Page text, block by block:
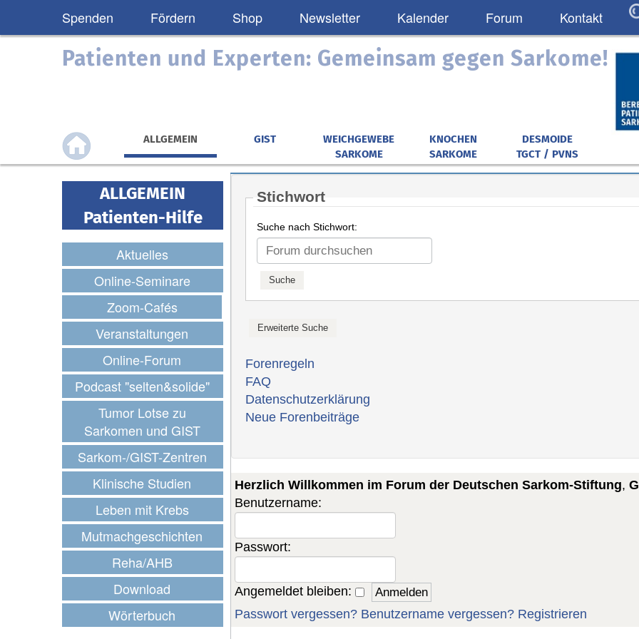
Spenden Fördern Shop Newsletter Kalender Forum Kontakt
Patienten und Experten: Gemeinsam gegen Sarkome!
ALLGEMEIN GIST
WEICHGEWEBE
SARKOME
KNOCHEN
SARKOME
DESMOIDE
TGCT / PVNS
ALLGEMEIN
Patienten-Hilfe
Aktuelles
Online-Seminare
Zoom-Cafés
Veranstaltungen
Online-Forum
Podcast "selten&solide"
Tumor Lotse zu
Sarkomen und GIST
Sarkom-/GIST-Zentren
Klinische Studien
Leben mit Krebs
Mutmachgeschichten
Reha/AHB
Download
Wörterbuch
Stichwort
Suche nach Stichwort:
Forenregeln
FAQ
Datenschutzerklärung
Neue Forenbeiträge
Herzlich Willkommen im Forum der Deutschen Sarkom-Stiftung,
Benutzername:
Passwort:
Angemeldet bleiben:
Passwort vergessen? Benutzername vergessen? Registrieren